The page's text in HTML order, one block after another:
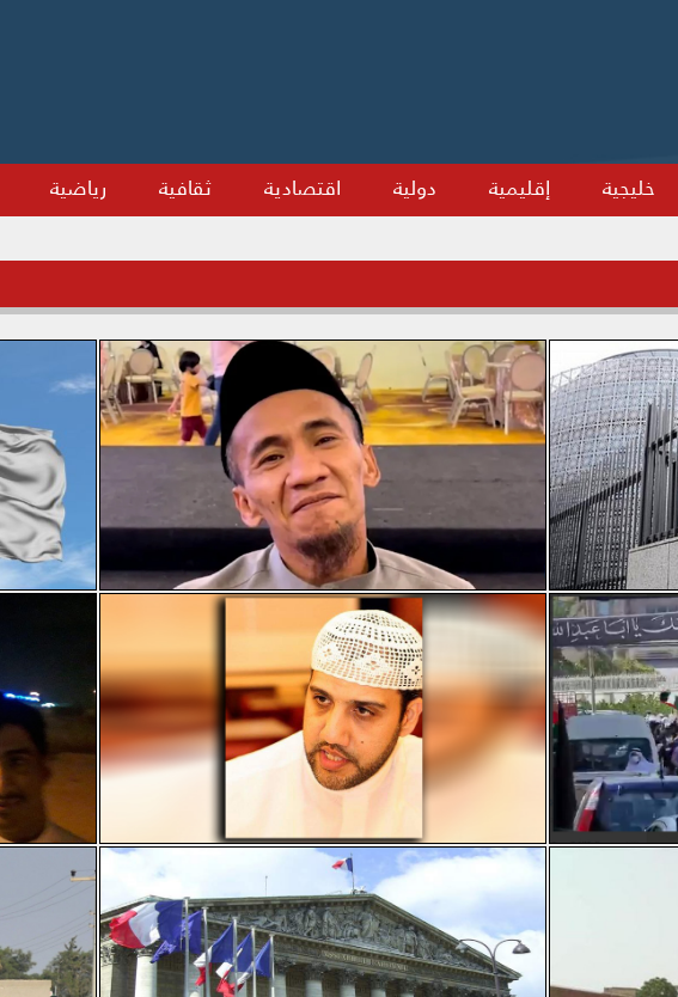
خليجية إقليمية دولية اقتصادية ثقافية رياضية